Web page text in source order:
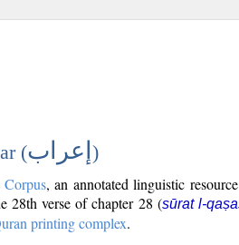
(إعراب )
, an annotated linguistic
28th verse of chapter 28 (sūrat l-
printing complex.